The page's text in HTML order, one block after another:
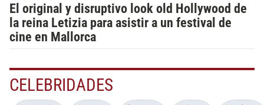
El original y disruptivo look old Hollywood de
la reina Letizia para asistir a un festival de
cine en Mallorca
CELEBRIDADES